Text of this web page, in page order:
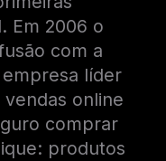
Em 2006 o
com a
líder
online
comprar
produtos